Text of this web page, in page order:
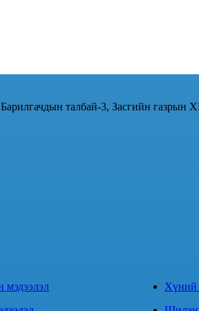
талбай-3, Засгийн газрын
мэдээлэл
Хүний